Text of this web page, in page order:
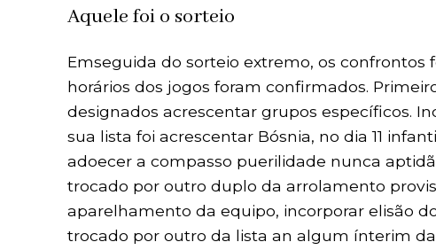
Aquele foi o sorteio
Emseguida do sorteio extremo, os confrontos
horários dos jogos foram confirmados.
designados acrescentar grupos específicos.
sua lista foi acrescentar Bósnia, no dia 11
adoecer a compasso puerilidade nunca
trocado por outro duplo da arrolamento
aparelhamento da equipo, incorporar elisão
trocado por outro da lista an algum ínterim